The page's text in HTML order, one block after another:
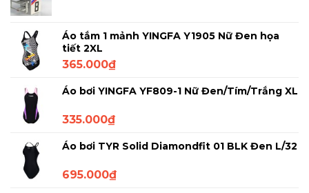
Áo tắm 1 mảnh YINGFA Y1905 Nữ Đen họa
tiết 2XL
365.000₫
Áo bơi YINGFA YF809-1 Nữ Đen/Tím/Trắng XL
335.000₫
Áo bơi TYR Solid Diamondfit 01 BLK Đen L/32
695.000₫